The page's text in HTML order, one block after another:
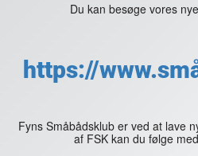
Du kan besøge vores
https://
Fyns Småbådsklub er ved at lave
af FSK kan du følge